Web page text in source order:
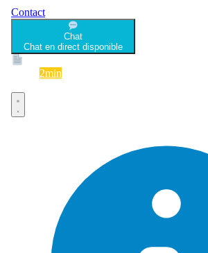
Contact
Chat
Chat en direct disponible
2min